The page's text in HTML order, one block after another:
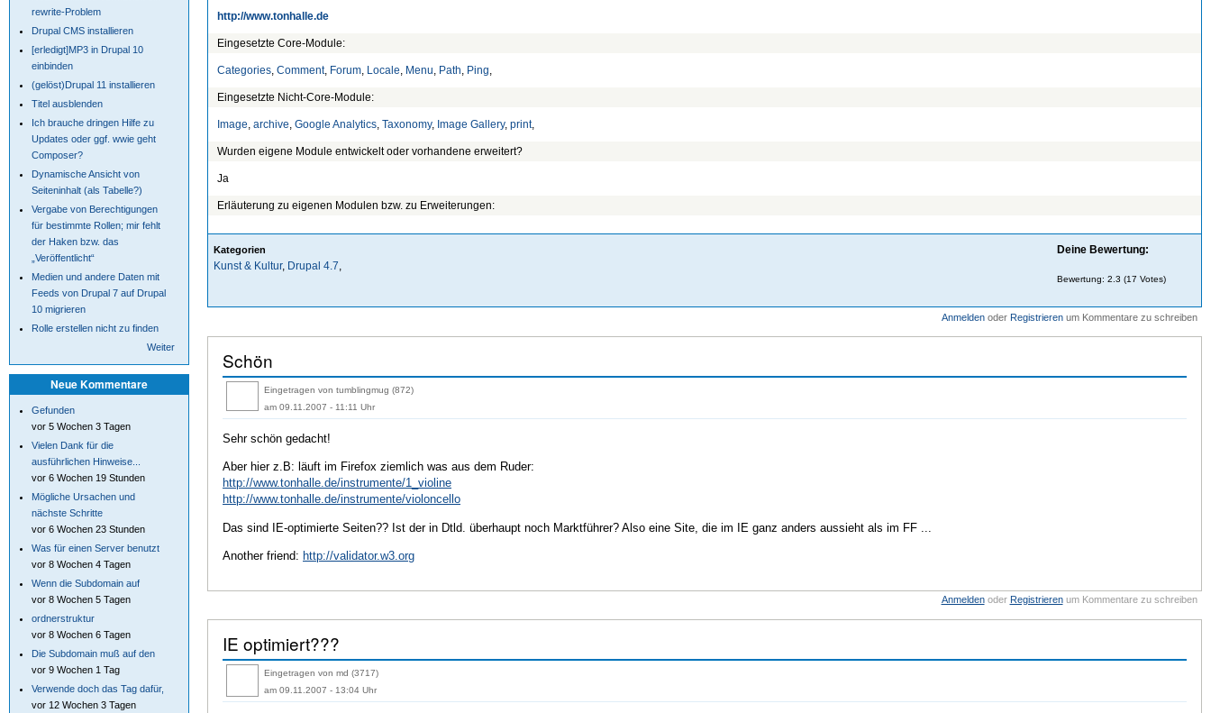
http://www.tonhalle.de
Eingesetzte Core-Module:
Categories, Comment, Forum, Locale, Menu, Path, Ping,
Eingesetzte Nicht-Core-Module:
Image, archive, Google Analytics, Taxonomy, Image Gallery, print,
Wurden eigene Module entwickelt oder vorhandene erweitert?
Ja
Erläuterung zu eigenen Modulen bzw. zu Erweiterungen:
Kategorien
Kunst & Kultur, Drupal 4.7,
Deine Bewertung:
Bewertung: 2.3 (17 Votes)
Anmeldenoder Registrierenum Kommentare zu schreiben
Schön
Eingetragen von tumblingmug (872)
am 09.11.2007 - 11:11 Uhr
Sehr schön gedacht!
Aber hier z.B: läuft im Firefox ziemlich was aus dem Ruder:
http://www.tonhalle.de/instrumente/1_violine
http://www.tonhalle.de/instrumente/violoncello
Das sind IE-optimierte Seiten?? Ist der in Dtld. überhaupt noch Marktführer? Also eine Site, die im IE ganz anders aussieht als im FF ...
Another friend: http://validator.w3.org
Anmeldenoder Registrierenum Kommentare zu schreiben
IE optimiert???
Eingetragen von md (3717)
am 09.11.2007 - 13:04 Uhr
rewrite-Problem
Drupal CMS installieren
[erledigt]MP3 in Drupal 10
einbinden
(gelöst)Drupal 11 installieren
Titel ausblenden
Ich brauche dringen Hilfe zu
Updates oder ggf. wwie geht
Composer?
Dynamische Ansicht von
Seiteninhalt (als Tabelle?)
Vergabe von Berechtigungen
für bestimmte Rollen; mir fehlt
der Haken bzw. das
„Veröffentlicht“
Medien und andere Daten mit
Feeds von Drupal 7 auf Drupal
10 migrieren
Rolle erstellen nicht zu finden
Weiter
Neue Kommentare
Gefunden
vor 5 Wochen 3 Tagen
Vielen Dank für die
ausführlichen Hinweise...
vor 6 Wochen 19 Stunden
Mögliche Ursachen und
nächste Schritte
vor 6 Wochen 23 Stunden
Was für einen Server benutzt
vor 8 Wochen 4 Tagen
Wenn die Subdomain auf
vor 8 Wochen 5 Tagen
ordnerstruktur
vor 8 Wochen 6 Tagen
Die Subdomain muß auf den
vor 9 Wochen 1 Tag
Verwende doch das Tag dafür,
vor 12 Wochen 3 Tagen